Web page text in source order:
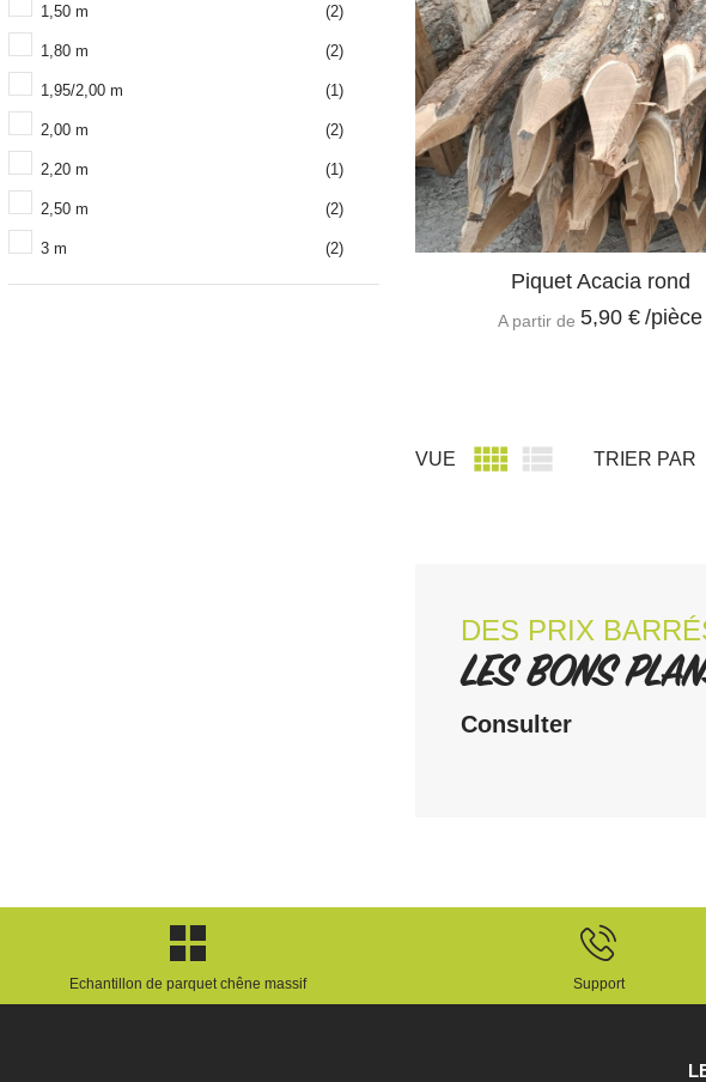
1,50 m (2)
1,80 m (2)
1,95/2,00 m (1)
2,00 m (2)
2,20 m (1)
2,50 m (2)
3 m (2)
Piquet Acacia rond
A partir de 5,90 € /pièce
VUE   TRIER PAR
DES PRIX
LES BONS
Consulter
Echantillon de parquet chêne massif Support